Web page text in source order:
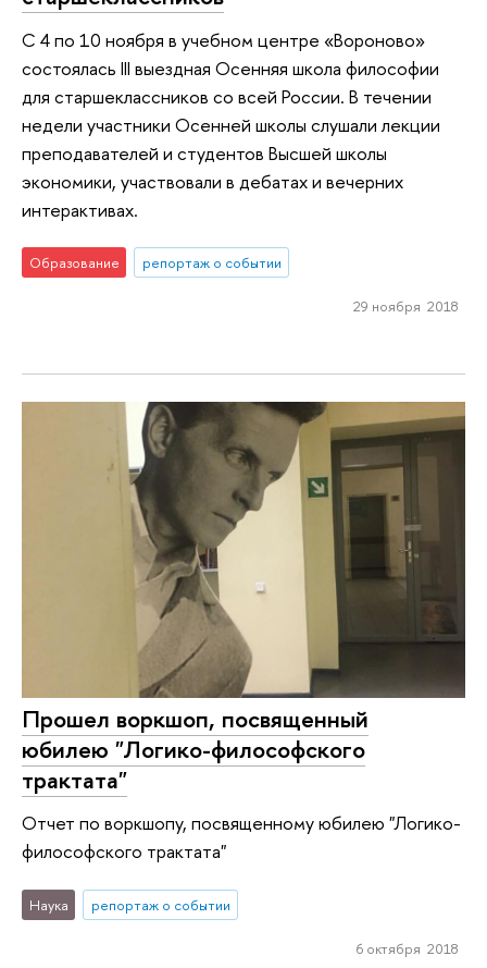
C 4 по 10 ноября в учебном центре «Вороново»
состоялась III выездная Осенняя школа философии
для старшеклассников со всей России. В течении
недели участники Осенней школы слушали лекции
преподавателей и студентов Высшей школы
экономики, участвовали в дебатах и вечерних
интерактивах.
Образование репортаж о событии
29 ноября 2018
Прошел воркшоп, посвященный
юбилею "Логико-философского
трактата"
Отчет по воркшопу, посвященному юбилею "Логико-
философского трактата"
Наука репортаж о событии
6 октября 2018